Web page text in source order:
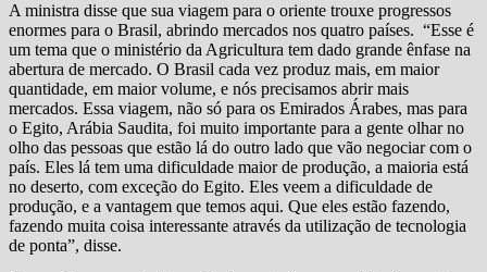
A ministra disse que sua viagem para o oriente trouxe progressos
enormes para o Brasil, abrindo mercados nos quatro países. “Esse é
um tema que o ministério da Agricultura tem dado grande ênfase na
abertura de mercado. O Brasil cada vez produz mais, em maior
quantidade, em maior volume, e nós precisamos abrir mais
mercados. Essa viagem, não só para os Emirados Árabes, mas para
o Egito, Arábia Saudita, foi muito importante para a gente olhar no
olho das pessoas que estão lá do outro lado que vão negociar com o
país. Eles lá tem uma dificuldade maior de produção, a maioria está
no deserto, com exceção do Egito. Eles veem a dificuldade de
produção, e a vantagem que temos aqui. Que eles estão fazendo,
fazendo muita coisa interessante através da utilização de tecnologia
de ponta”, disse.